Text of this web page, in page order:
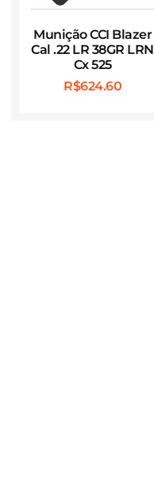
Munição CCI Blazer
Cal .22 LR 38GR LRN
Cx 525
R$624.60